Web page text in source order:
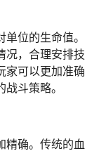
位的生命值。
况，合理安排技
家可以更加准确
斗策略。
精确。传统的血